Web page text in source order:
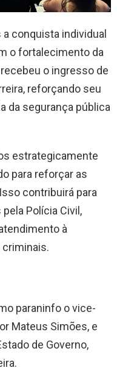
conquista individual
o fortalecimento da
o ingresso de
reforçando seu
da segurança pública
estrategicamente
para reforçar as
contribuirá para
Polícia Civil,
à
paraninfo o vice-
Mateus Simões, e
de Governo,